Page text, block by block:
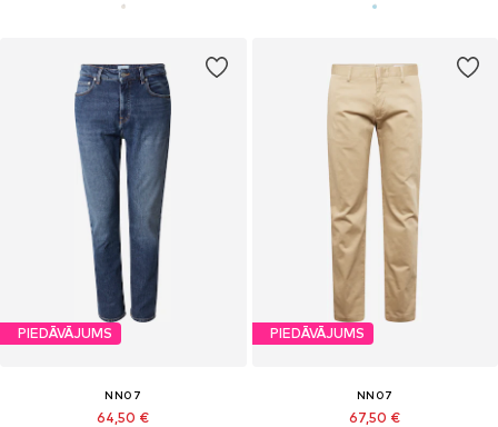
PIEDĀVĀJUMS
NN07
64,50 €
PIEDĀVĀJUMS
NN07
67,50 €